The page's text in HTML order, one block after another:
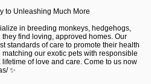
to Unleashing Much More
in breeding monkeys, hedgehogs,
find loving, approved homes. Our
standards of care to promote their health
our exotic pets with responsible
of love and care. Come to us now
✨